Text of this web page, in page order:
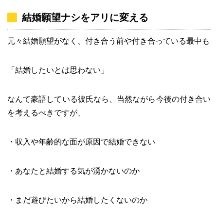
結婚願望ナシをアリに変える
元々結婚願望がなく、付き合う前や付き合っている最中も
「結婚したいとは思わない」
なんて豪語している彼氏なら、当然ながら今後の付き合い
を考えるべきですが、
・収入や年齢的な面が原因で結婚できない
・あなたと結婚する気が湧かないのか
・まだ遊びたいから結婚したくないのか